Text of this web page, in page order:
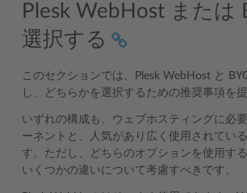
Plesk WebHost または
選択する
このセクションでは、Plesk WebHost と
し、どちらかを選択するための推奨事項を
いずれの構成も、ウェブホスティングに必
ーネントと、人気があり広く使用されてい
す。ただし、どちらのオプションを使用す
いくつかの違いについて考慮すべきです。